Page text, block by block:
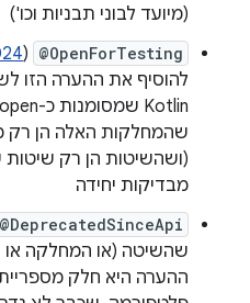
(מיועד לבוני תבניות וכו')
@OpenForTesting
(
להוסיף את ההערה הזו
שהמחלקות האלה הן רק
(ושהשיטות הן רק
מבדיקות יחידה
@DeprecatedSinceApi
שהשיטה (או המחלקה